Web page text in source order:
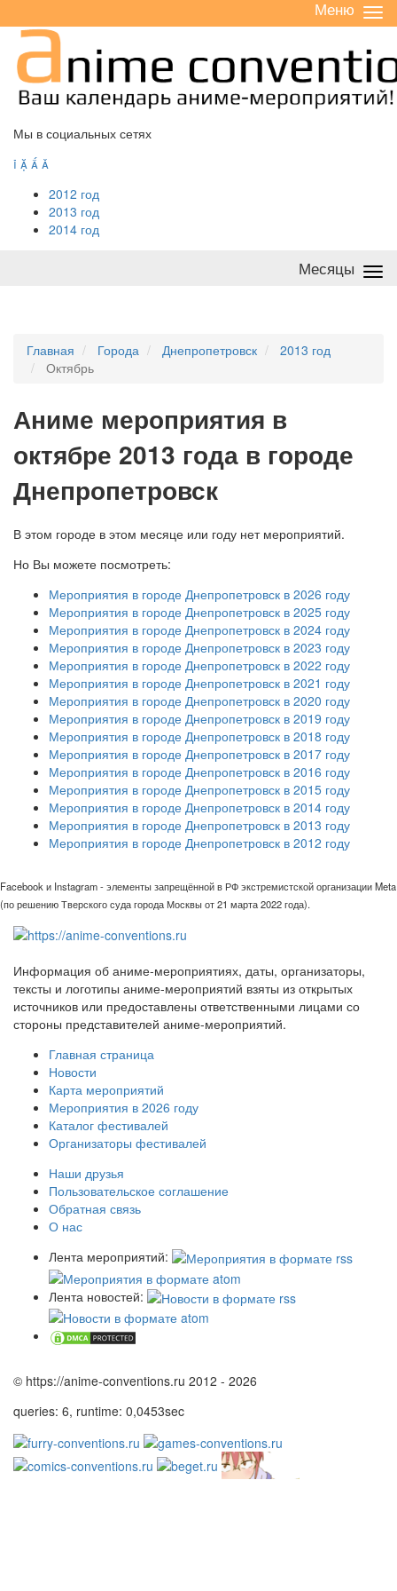
/
Меню
Мы в социальных сетях
   
2012 год
2013 год
2014 год
Месяцы
Главная Города Днепропетровск
2013 год
Октябрь
Аниме мероприятия в
октябре 2013 года в городе
Днепропетровск
В этом городе в этом месяце или году нет мероприятий.
Но Вы можете посмотреть:
Мероприятия в городе Днепропетровск в 2026 году
Мероприятия в городе Днепропетровск в 2025 году
Мероприятия в городе Днепропетровск в 2024 году
Мероприятия в городе Днепропетровск в 2023 году
Мероприятия в городе Днепропетровск в 2022 году
Мероприятия в городе Днепропетровск в 2021 году
Мероприятия в городе Днепропетровск в 2020 году
Мероприятия в городе Днепропетровск в 2019 году
Мероприятия в городе Днепропетровск в 2018 году
Мероприятия в городе Днепропетровск в 2017 году
Мероприятия в городе Днепропетровск в 2016 году
Мероприятия в городе Днепропетровск в 2015 году
Мероприятия в городе Днепропетровск в 2014 году
Мероприятия в городе Днепропетровск в 2013 году
Мероприятия в городе Днепропетровск в 2012 году
Facebook и Instagram - элементы запрещённой в РФ экстремистской организации Meta
(по решению Тверского суда города Москвы от 21 марта 2022 года).
Информация об аниме-мероприятиях, даты, организаторы,
тексты и логотипы аниме-мероприятий взяты из открытых
источников или предоставлены ответственными лицами со
стороны представителей аниме-мероприятий.
Главная страница
Новости
Карта мероприятий
Мероприятия в 2026 году
Каталог фестивалей
Организаторы фестивалей
Наши друзья
Пользовательское соглашение
Обратная связь
О нас
Лента мероприятий:
Лента новостей:
© https://anime-conventions.ru 2012 - 2026
queries: 6, runtime: 0,0453sec